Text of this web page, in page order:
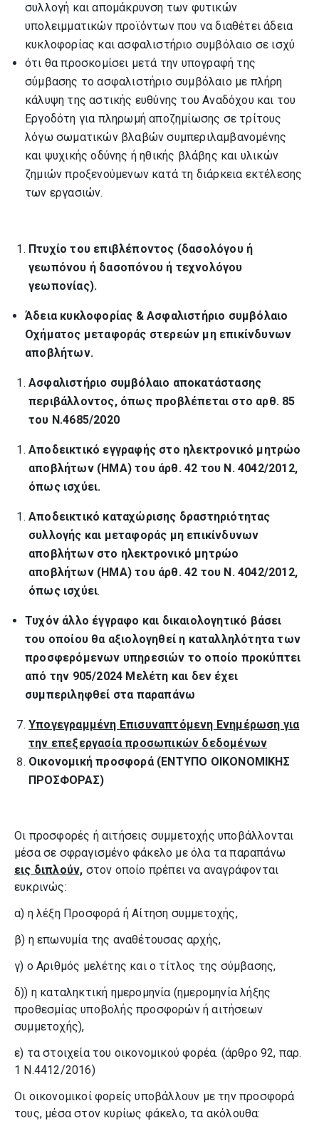
συλλογή και απομάκρυνση των φυτικών
υπολειμματικών προϊόντων που να διαθέτει άδεια
κυκλοφορίας και ασφαλιστήριο συμβόλαιο σε ισχύ
ότι θα προσκομίσει μετά την υπογραφή της
σύμβασης το ασφαλιστήριο συμβόλαιο με πλήρη
κάλυψη της αστικής ευθύνης του Αναδόχου και του
Εργοδότη για πληρωμή αποζημίωσης σε τρίτους
λόγω σωματικών βλαβών συμπεριλαμβανομένης
και ψυχικής οδύνης ή ηθικής βλάβης και υλικών
ζημιών προξενούμενων κατά τη διάρκεια εκτέλεσης
των εργασιών.
Πτυχίο του επιβλέποντος (δασολόγου ή
γεωπόνου ή δασοπόνου ή τεχνολόγου
γεωπονίας).
Άδεια κυκλοφορίας & Ασφαλιστήριο συμβόλαιο
Οχήματος μεταφοράς στερεών μη επικίνδυνων
αποβλήτων.
Ασφαλιστήριο συμβόλαιο αποκατάστασης
περιβάλλοντος, όπως προβλέπεται στο αρθ. 85
του Ν.4685/2020
Αποδεικτικό εγγραφής στο ηλεκτρονικό μητρώο
αποβλήτων (ΗΜΑ) του άρθ. 42 του Ν. 4042/2012,
όπως ισχύει.
Αποδεικτικό καταχώρισης δραστηριότητας
συλλογής και μεταφοράς μη επικίνδυνων
αποβλήτων στο ηλεκτρονικό μητρώο
αποβλήτων (ΗΜΑ) του άρθ. 42 του Ν. 4042/2012,
όπως ισχύει.
Τυχόν άλλο έγγραφο και δικαιολογητικό βάσει
του οποίου θα αξιολογηθεί η καταλληλότητα των
προσφερόμενων υπηρεσιών το οποίο προκύπτει
από την 905/2024 Μελέτη και δεν έχει
συμπεριληφθεί στα παραπάνω
Υπογεγραμμένη Επισυναπτόμενη Ενημέρωση για
την επεξεργασία προσωπικών δεδομένων
Οικονομική προσφορά (ΕΝΤΥΠΟ ΟΙΚΟΝΟΜΙΚΗΣ
ΠΡΟΣΦΟΡΑΣ)
Οι προσφορές ή αιτήσεις συμμετοχής υποβάλλονται
μέσα σε σφραγισμένο φάκελο με όλα τα παραπάνω
εις διπλούν, στον οποίο πρέπει να αναγράφονται
ευκρινώς:
α) η λέξη Προσφορά ή Αίτηση συμμετοχής,
β) η επωνυμία της αναθέτουσας αρχής,
γ) ο Αριθμός μελέτης και ο τίτλος της σύμβασης,
δ)) η καταληκτική ημερομηνία (ημερομηνία λήξης
προθεσμίας υποβολής προσφορών ή αιτήσεων
συμμετοχής),
ε) τα στοιχεία του οικονομικού φορέα. (άρθρο 92, παρ.
1 Ν.4412/2016)
Οι οικονομικοί φορείς υποβάλλουν με την προσφορά
τους, μέσα στον κυρίως φάκελο, τα ακόλουθα: